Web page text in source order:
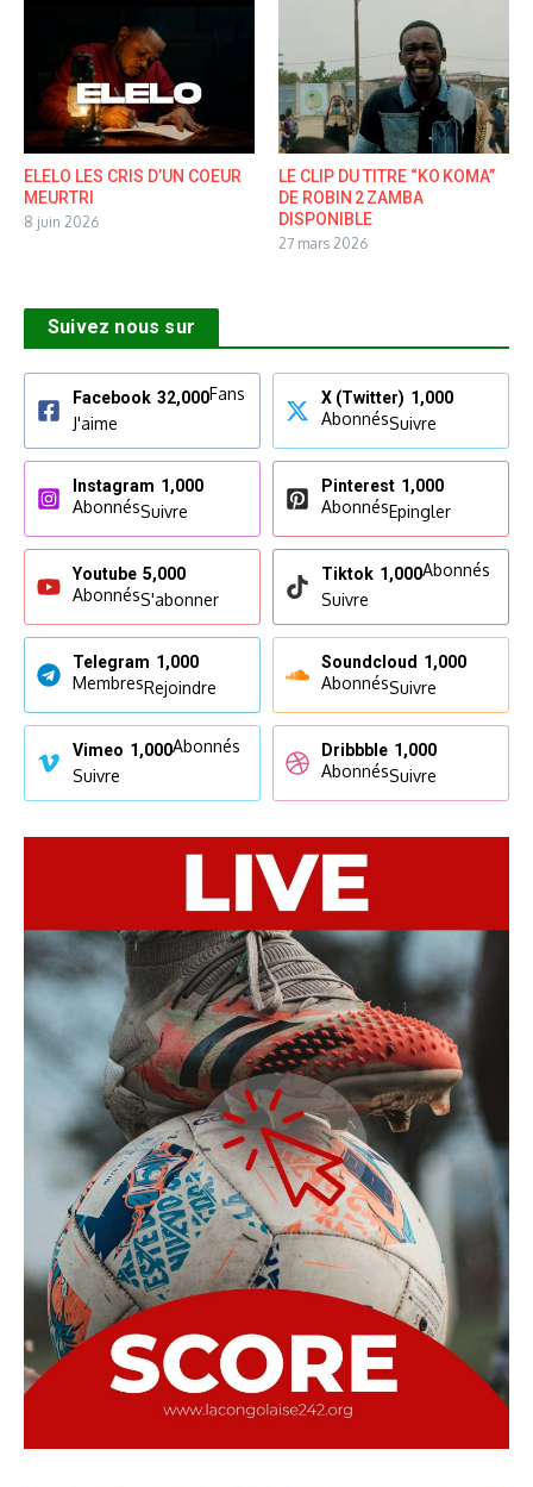
ELELO LES CRIS D’UN COEUR
MEURTRI
8 juin 2026
LE CLIP DU TITRE “KO KOMA”
DE ROBIN 2 ZAMBA
DISPONIBLE
27 mars 2026
Suivez nous sur
Facebook 32,000Fans
J'aime
X (Twitter) 1,000
AbonnésSuivre
Instagram 1,000
AbonnésSuivre
Pinterest 1,000
AbonnésEpingler
Youtube 5,000
AbonnésS'abonner
Tiktok 1,000Abonnés
Suivre
Telegram 1,000
MembresRejoindre
Soundcloud 1,000
AbonnésSuivre
Vimeo 1,000Abonnés
Suivre
Dribbble 1,000
AbonnésSuivre